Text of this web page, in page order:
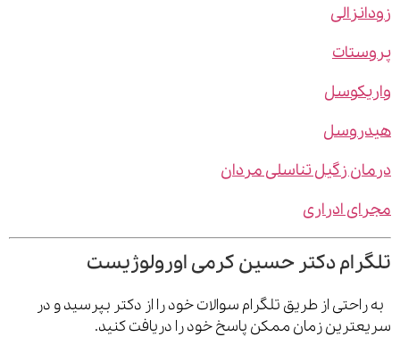
زگیل تناسلی مردان
ادراری
دکتر حسین کرمی اورولوژیست
از طریق تلگرام سوالات خود را از دکتر بپرسید و در
زمان ممکن پاسخ خود را دریافت کنید.